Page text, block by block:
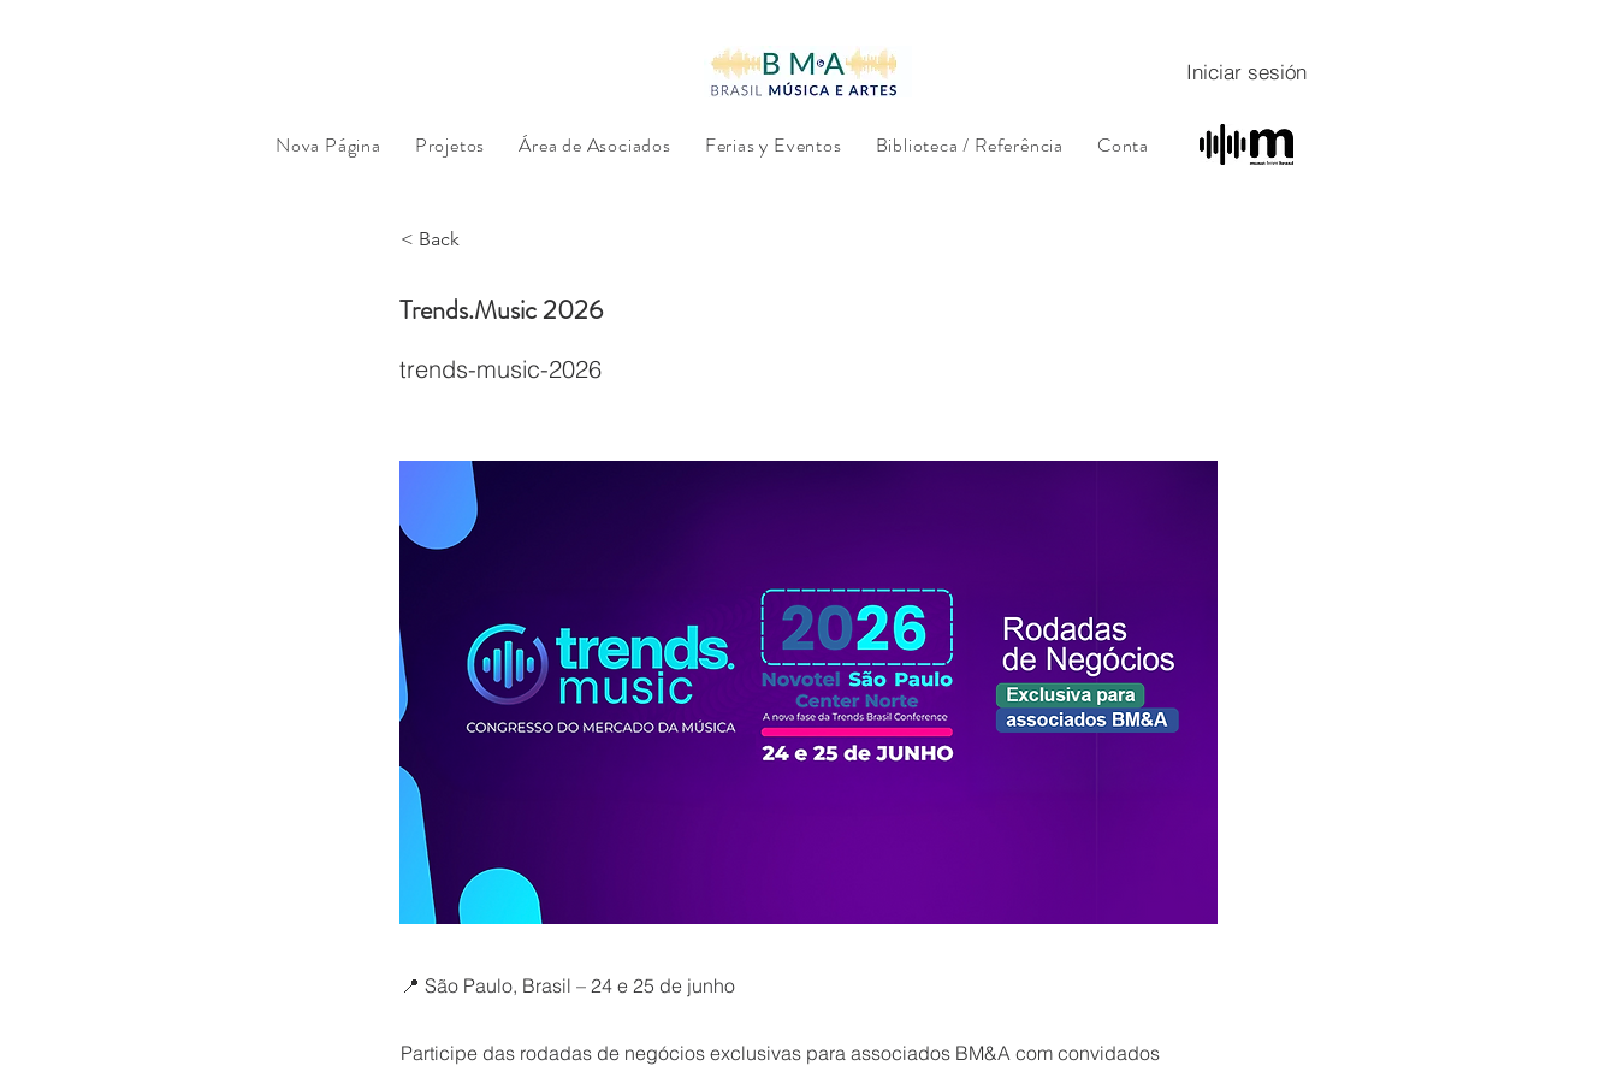
Iniciar sesión
Nova Página Projetos Área de Asociados Ferias y Eventos Biblioteca / Referência Contacto Sobre Sobre
< Back
Trends.Music 2026
trends-music-2026
📍 São Paulo, Brasil – 24 e 25 de junho
Participe das rodadas de negócios exclusivas para associados BM&A com convidados